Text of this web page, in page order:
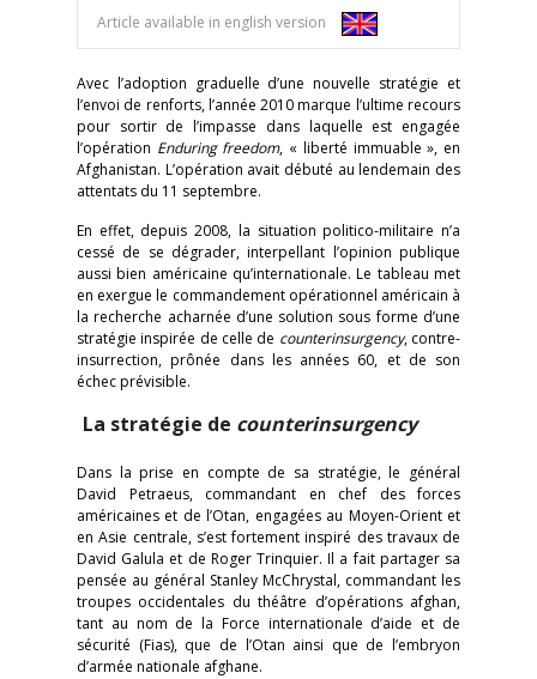
Article available in english version
Avec l’adoption graduelle d’une nouvelle stratégie et
l’envoi de renforts, l’année 2010 marque l’ultime recours
pour sortir de l’impasse dans laquelle est engagée
l’opération Enduring freedom, « liberté immuable », en
Afghanistan. L’opération avait débuté au lendemain des
attentats du 11 septembre.
En effet, depuis 2008, la situation politico-militaire n’a
cessé de se dégrader, interpellant l’opinion publique
aussi bien américaine qu’internationale. Le tableau met
en exergue le commandement opérationnel américain à
la recherche acharnée d’une solution sous forme d’une
stratégie inspirée de celle de counterinsurgency, contre-
insurrection, prônée dans les années 60, et de son
échec prévisible.
La stratégie de counterinsurgency
Dans la prise en compte de sa stratégie, le général
David Petraeus, commandant en chef des forces
américaines et de l’Otan, engagées au Moyen-Orient et
en Asie centrale, s’est fortement inspiré des travaux de
David Galula et de Roger Trinquier. Il a fait partager sa
pensée au général Stanley McChrystal, commandant les
troupes occidentales du théâtre d’opérations afghan,
tant au nom de la Force internationale d’aide et de
sécurité (Fias), que de l’Otan ainsi que de l’embryon
d’armée nationale afghane.